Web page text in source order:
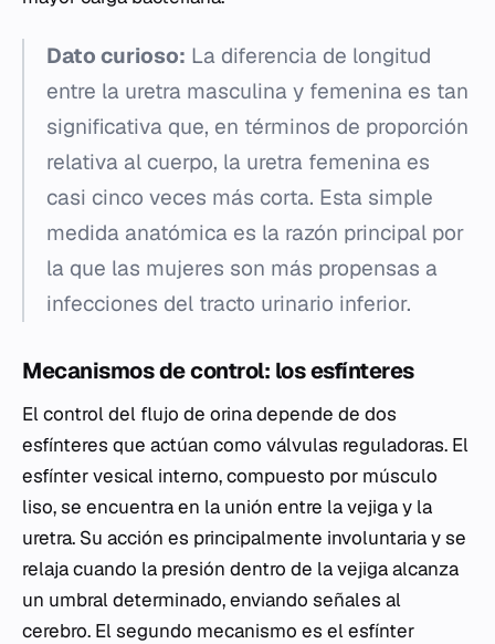
Dato curioso: La diferencia de longitud
entre la uretra masculina y femenina es tan
significativa que, en términos de proporción
relativa al cuerpo, la uretra femenina es
casi cinco veces más corta. Esta simple
medida anatómica es la razón principal por
la que las mujeres son más propensas a
infecciones del tracto urinario inferior.
Mecanismos de control: los esfínteres
El control del flujo de orina depende de dos
esfínteres que actúan como válvulas reguladoras. El
esfínter vesical interno, compuesto por músculo
liso, se encuentra en la unión entre la vejiga y la
uretra. Su acción es principalmente involuntaria y se
relaja cuando la presión dentro de la vejiga alcanza
un umbral determinado, enviando señales al
cerebro. El segundo mecanismo es el esfínter